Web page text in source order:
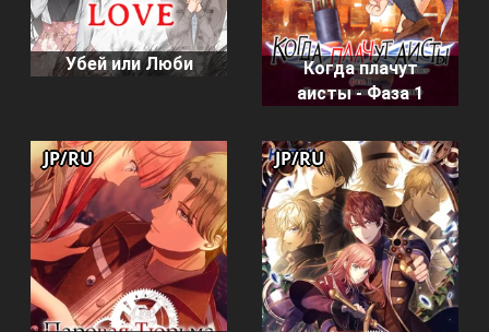
Убей или Люби
Когда плачут
аисты - Фаза 1
JP/RU JP/RU